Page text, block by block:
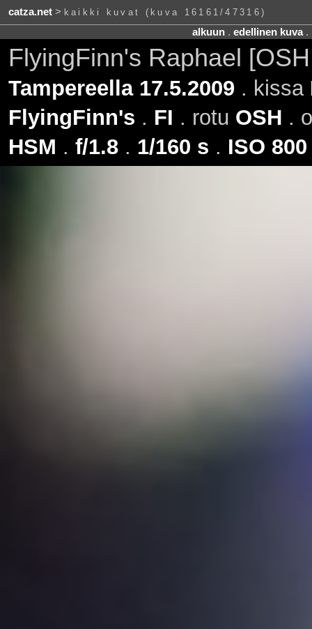
catza.net> kaikki kuvat (kuva 16161/47316)
alkuun. edellinen kuva.
FlyingFinn's Raphael
Tampereella 17.5.2009 . kissa
FlyingFinn's . FI . rotu OSH .
HSM . f/1.8. 1/160 s . ISO 800